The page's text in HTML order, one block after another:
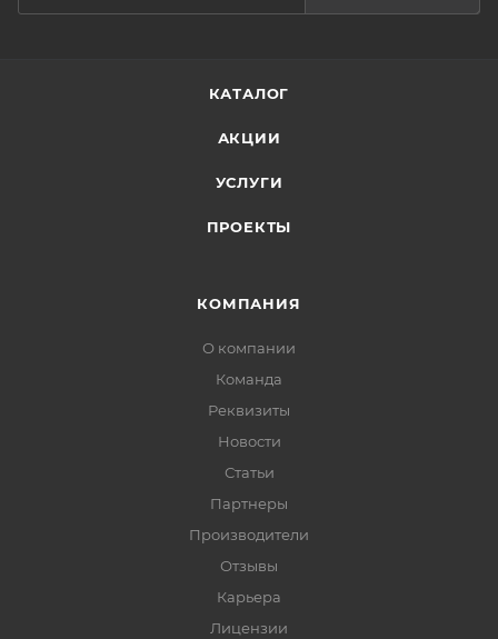
КАТАЛОГ
АКЦИИ
УСЛУГИ
ПРОЕКТЫ
КОМПАНИЯ
О компании
Команда
Реквизиты
Новости
Статьи
Партнеры
Производители
Отзывы
Карьера
Лицензии